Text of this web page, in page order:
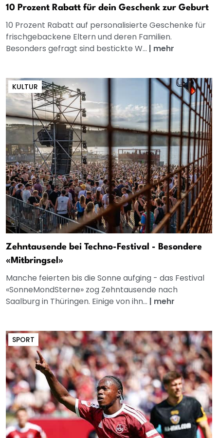
10 Prozent Rabatt für dein Geschenk zur Geburt
10 Prozent Rabatt auf personalisierte Geschenke für
frischgebackene Eltern und deren Familien.
Besonders gefragt sind bestickte W... | mehr
KULTUR
Zehntausende bei Techno-Festival - Besondere
«Mitbringsel»
Manche feierten bis die Sonne aufging - das Festival
«SonneMondSterne» zog Zehntausende nach
Saalburg in Thüringen. Einige von ihn... | mehr
SPORT